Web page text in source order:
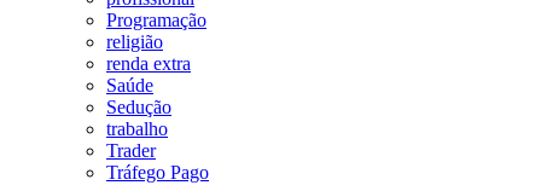
Programação
religião
renda extra
Saúde
Sedução
trabalho
Trader
Tráfego Pago